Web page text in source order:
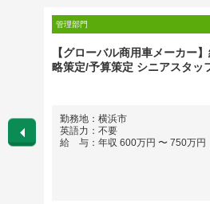
管理部門
【グローバル商用車メーカー
略策定/予算策定 シニアスタッ
勤務地：横浜市
英語力：不要
給 与：年収 600万円 〜 750万円